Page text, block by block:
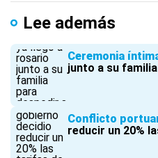
Lee además
Ceremonia
junto a su
Conflicto
reducir un 20%